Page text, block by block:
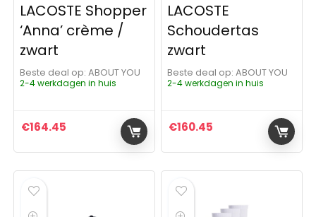
LACOSTE Shopper
‘Anna’ crème /
zwart
Beste deal op:
ABOUT YOU
2-4 werkdagen in huis
€164.45
LACOSTE
Schoudertas
zwart
Beste deal op:
ABOUT YOU
2-4 werkdagen in huis
€160.45